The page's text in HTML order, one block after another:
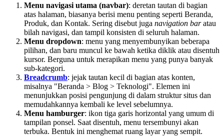
Menu navigasi utama (navbar): deretan tautan di bagian
atas halaman, biasanya berisi menu penting seperti Beranda,
Produk, dan Kontak. Sering disebut juga navigation baratau
bilah navigasi, dan tampil konsisten di seluruh halaman.
Menu dropdown: menu yang menyembunyikan beberapa
pilihan, dan baru muncul ke bawah ketika diklik atau disentuh
kursor. Berguna untuk merapikan menu yang punya banyak
sub-kategori.
Breadcrumb: jejak tautan kecil di bagian atas konten,
misalnya "Beranda > Blog > Teknologi". Elemen ini
menunjukkan posisi pengunjung di dalam struktur situs dan
memudahkannya kembali ke level sebelumnya.
Menu hamburger: ikon tiga garis horizontal yang umum di
tampilan ponsel. Saat disentuh, menu tersembunyi akan
terbuka. Bentuk ini menghemat ruang layar yang sempit.